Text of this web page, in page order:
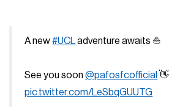
A new#UCLadventure awaits ⛵️
See you soon@pafosfcofficial 👋
pic.twitter.com/LeSbqGUUTG